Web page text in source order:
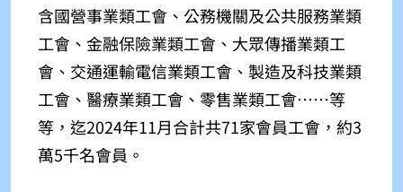
含國營事業類工會、公務機關及公共服務業類
工會、金融保險業類工會、大眾傳播業類工
會、交通運輸電信業類工會、製造及科技業類
工會、醫療業類工會、零售業類工會⋯⋯等
等，迄2024年11月合計共71家會員工會，約3
萬5千名會員。